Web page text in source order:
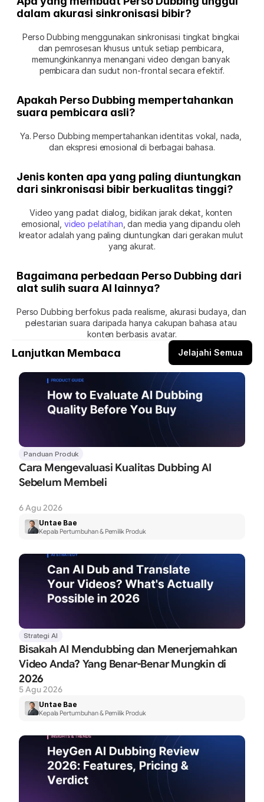
dalam akurasi sinkronisasi bibir?
Perso Dubbing menggunakan sinkronisasi tingkat bingkai
dan pemrosesan khusus untuk setiap pembicara,
memungkinkannya menangani video dengan banyak
pembicara dan sudut non-frontal secara efektif.
Apakah Perso Dubbing mempertahankan
suara pembicara asli?
Ya. Perso Dubbing mempertahankan identitas vokal, nada,
dan ekspresi emosional di berbagai bahasa.
Jenis konten apa yang paling diuntungkan
dari sinkronisasi bibir berkualitas tinggi?
Video yang padat dialog, bidikan jarak dekat, konten
emosional, video pelatihan , dan media yang dipandu oleh
kreator adalah yang paling diuntungkan dari gerakan mulut
yang akurat.
Bagaimana perbedaan Perso Dubbing dari
alat sulih suara AI lainnya?
Perso Dubbing berfokus pada realisme, akurasi budaya, dan
pelestarian suara daripada hanya cakupan bahasa atau
konten berbasis avatar.
Lanjutkan Membaca Jelajahi Semua
Panduan Produk
Cara Mengevaluasi Kualitas Dubbing AI
Sebelum Membeli
6 Agu 2026
Untae Bae
Kepala Pertumbuhan & Pemilik Produk
Strategi AI
Bisakah AI Mendubbing dan Menerjemahkan
Video Anda? Yang Benar-Benar Mungkin di
2026
5 Agu 2026
Untae Bae
Kepala Pertumbuhan & Pemilik Produk